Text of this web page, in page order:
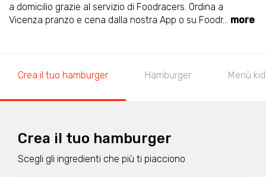
a domicilio grazie al servizio di Foodracers. Ordina a
Vicenza pranzo e cena dalla nostra App o su Foodr... more
Crea il tuo hamburger Hamburger Menù
Crea il tuo hamburger
Scegli gli ingredienti che più ti piacciono